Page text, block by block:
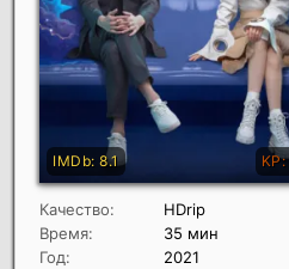
Качество:
HDrip
Время:
35 мин
Год:
2021